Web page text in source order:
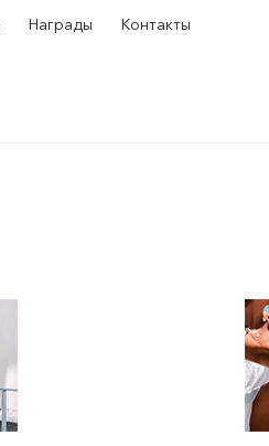
Награды Контакты